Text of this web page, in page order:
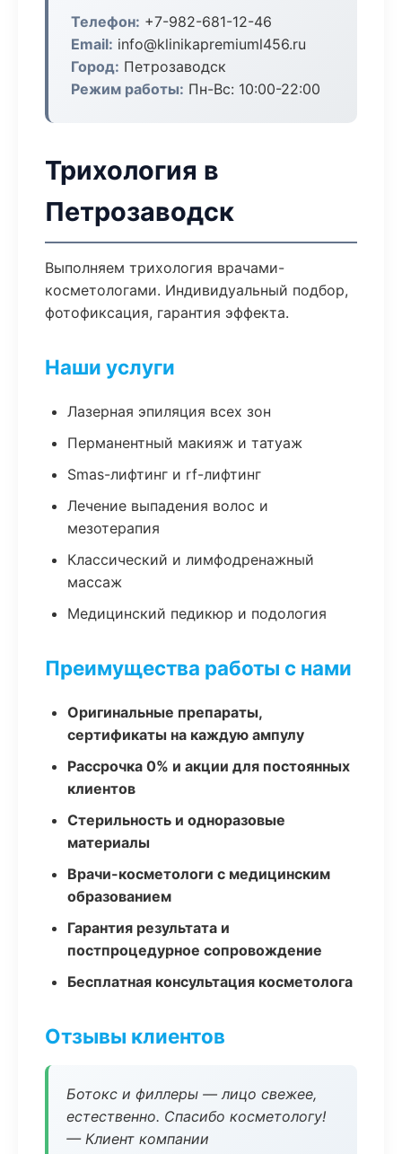
Телефон: +7-982-681-12-46
Email: info@klinikapremiuml456.ru
Город: Петрозаводск
Режим работы: Пн-Вс: 10:00-22:00
Трихология в
Петрозаводск
Выполняем трихология врачами-
косметологами. Индивидуальный подбор,
фотофиксация, гарантия эффекта.
Наши услуги
Лазерная эпиляция всех зон
Перманентный макияж и татуаж
Smas-лифтинг и rf-лифтинг
Лечение выпадения волос и
мезотерапия
Классический и лимфодренажный
массаж
Медицинский педикюр и подология
Преимущества работы с нами
Оригинальные препараты,
сертификаты на каждую ампулу
Рассрочка 0% и акции для постоянных
клиентов
Стерильность и одноразовые
материалы
Врачи-косметологи с медицинским
образованием
Гарантия результата и
постпроцедурное сопровождение
Бесплатная консультация косметолога
Отзывы клиентов
Ботокс и филлеры — лицо свежее,
естественно. Спасибо косметологу!
— Клиент компании